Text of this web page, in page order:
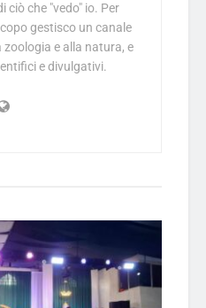
ciò che "vedo" io. Per
gestisco un canale
e alla natura, e
e divulgativi.